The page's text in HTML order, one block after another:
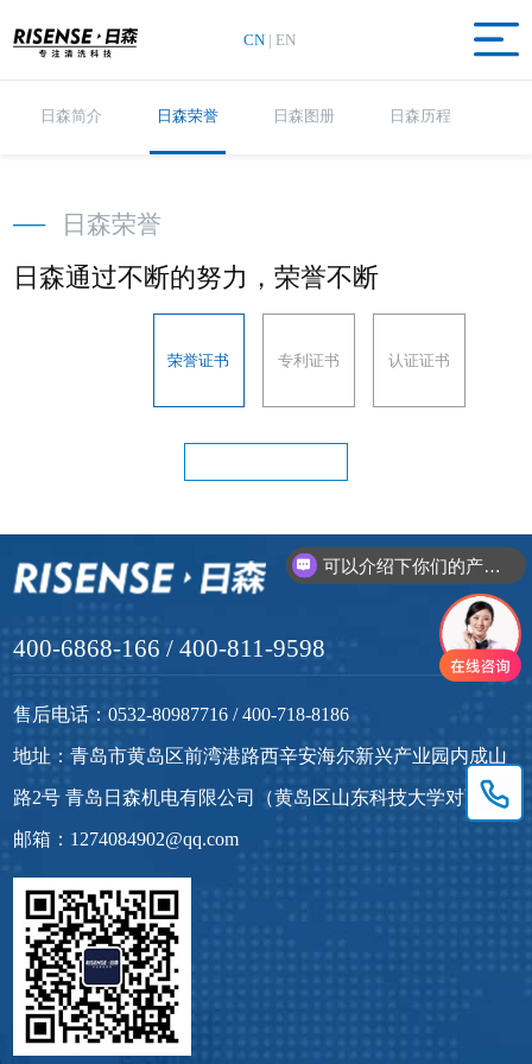
CN | EN
日森简介 日森荣誉 日森图册 日森历程
— 日森荣誉
日森通过不断的努力，荣誉不断
荣誉证书 专利证书 认证证书
400-6868-166 / 400-811-9598
售后电话：0532-80987716 / 400-718-8186
地址：青岛市黄岛区前湾港路西辛安海尔新兴产业园内成山
路2号 青岛日森机电有限公司（黄岛区山东科技大学对面）
邮箱：1274084902@qq.com
可以介绍下你们的产品么？